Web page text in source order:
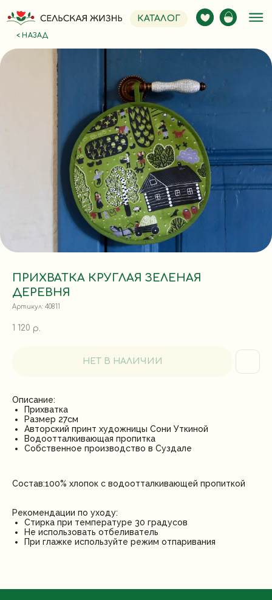
КАТАЛОГ
< НАЗАД
ПРИХВАТКА КРУГЛАЯ ЗЕЛЕНАЯ
ДЕРЕВНЯ
Артикул: 40811
1 120 р.
НЕТ В НАЛИЧИИ
Описание:
Прихватка
Размер 27см
Авторский принт художницы Сони Уткиной
Водоотталкивающая пропитка
Собственное производство в Суздале
Состав:100% хлопок с водоотталкивающей пропиткой
Рекомендации по уходу:
Стирка при температуре 30 градусов
Не использовать отбеливатель
При глажке используйте режим отпаривания